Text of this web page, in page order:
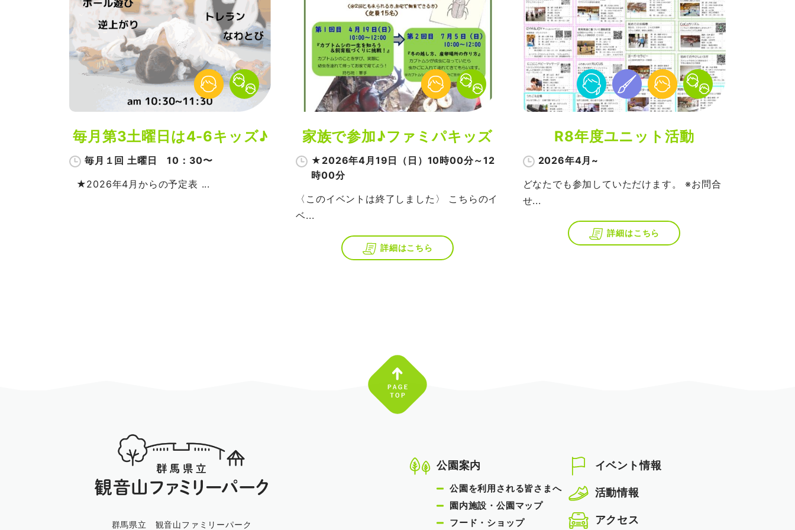
毎月第3土曜日は4-6キッズ♪
毎月１回 土曜日 10：30〜
★2026年4月からの予定表 ...
家族で参加♪ファミパキッズ
★2026年4月19日（日）10時00分～12
時00分
〈このイベントは終了しました〉 こちらのイ
ベ...
詳細はこちら
R8年度ユニット活動
2026年4月~
どなたでも参加していただけます。 ※お問合
せ...
詳細はこちら
群馬県立 観音山ファミリーパーク
公園案内
公園を利用される皆さまへ
園内施設・公園マップ
フード・ショップ
イベント情報
活動情報
アクセス